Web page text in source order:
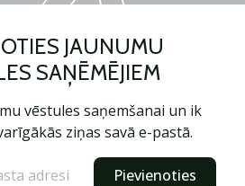
JAUNUMU
SAŅĒMĒJIEM
vēstules saņemšanai un ik
ziņas savā e-pastā.
Pievienoties